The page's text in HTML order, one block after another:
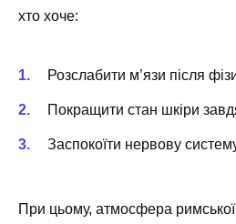
хто хоче:
Розслабити м’язи після
Покращити стан шкіри
Заспокоїти нервову
При цьому, атмосфера